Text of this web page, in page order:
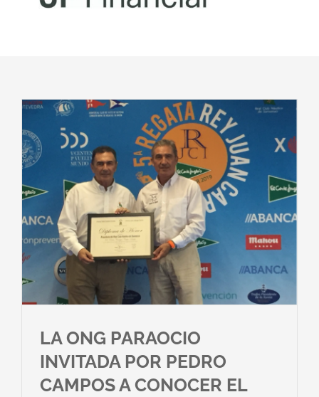
Noticias
CIBA
Contactar
LA ONG PARAOCIO
INVITADA POR PEDRO
CAMPOS A CONOCER EL